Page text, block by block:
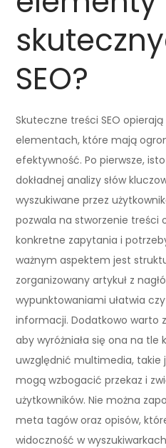
SEO?
Skuteczne treści SEO
elementach, które mają
efektywność. Po pierwsze,
dokładnej analizy słów
wyszukiwane przez
pozwala na stworzenie treści
konkretne zapytania i
ważnym aspektem jest
zorganizowany artykuł z
wypunktowaniami ułatwia
informacji. Dodatkowo warto
aby wyróżniała się ona na tle
uwzględnić multimedia, takie
mogą wzbogacić przekaz i
użytkowników. Nie można
meta tagów oraz opisów,
widoczność w